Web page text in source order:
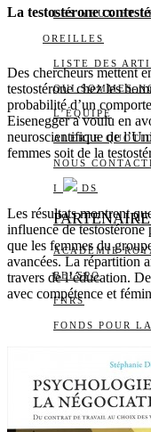
LES YEUX ET
OREILLES
LISTE DES
QUI SOMMES-
L’ÉQUIPE
ALERTE
NOUS
I DS
ACADÉMIE
BELSPO
FNRS
FONDS POUR LA
FOURNIER-
La testostérone
Des chercheurs mettent
testostérone chez les
probabilité d’un
Eisenegger a voulu en
neuroscientifique de
femmes soit de la
Les résultats montrent
influence de testostérone
que les femmes du
avancées. La répartition
travers de l’éducation.
avec compétence et